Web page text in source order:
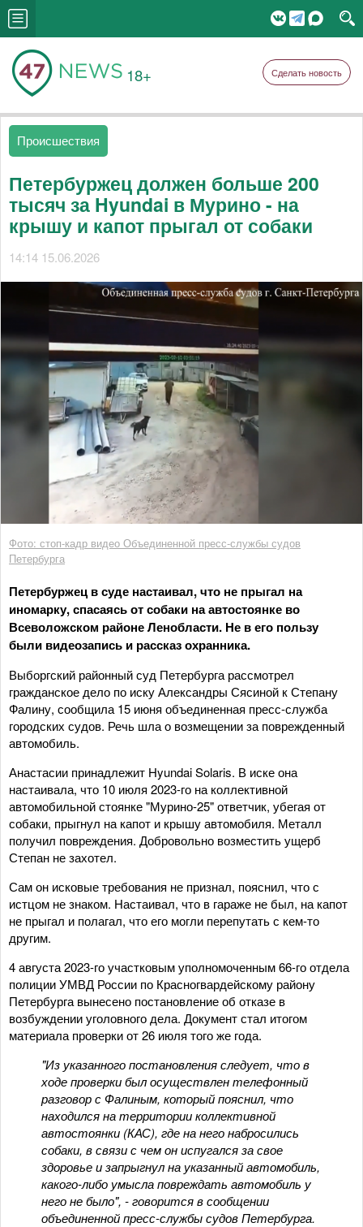
18+ Сделать новость
Происшествия
Петербуржец должен больше 200
тысяч за Hyundai в Мурино - на
крышу и капот прыгал от собаки
14:14 15.06.2026
Фото: стоп-кадр видео Объединенной пресс-службы судов
Петербурга
Петербуржец в суде настаивал, что не прыгал на
иномарку, спасаясь от собаки на автостоянке во
Всеволожском районе Ленобласти. Не в его пользу
были видеозапись и рассказ охранника.
Выборгский районный суд Петербурга рассмотрел
гражданское дело по иску Александры Сясиной к Степану
Фалину, сообщила 15 июня объединенная пресс-служба
городских судов. Речь шла о возмещении за поврежденный
автомобиль.
Анастасии принадлежит Hyundai Solaris. В иске она
настаивала, что 10 июля 2023-го на коллективной
автомобильной стоянке "Мурино-25" ответчик, убегая от
собаки, прыгнул на капот и крышу автомобиля. Металл
получил повреждения. Добровольно возместить ущерб
Степан не захотел.
Сам он исковые требования не признал, пояснил, что с
истцом не знаком. Настаивал, что в гараже не был, на капот
не прыгал и полагал, что его могли перепутать с кем-то
другим.
4 августа 2023-го участковым уполномоченным 66-го отдела
полиции УМВД России по Красногвардейскому району
Петербурга вынесено постановление об отказе в
возбуждении уголовного дела. Документ стал итогом
материала проверки от 26 июля того же года.
"Из указанного постановления следует, что в
ходе проверки был осуществлен телефонный
разговор с Фалиным, который пояснил, что
находился на территории коллективной
автостоянки (КАС), где на него набросились
собаки, в связи с чем он испугался за свое
здоровье и запрыгнул на указанный автомобиль,
какого-либо умысла повреждать автомобиль у
него не было", - говорится в сообщении
объединенной пресс-службы судов Петербурга.